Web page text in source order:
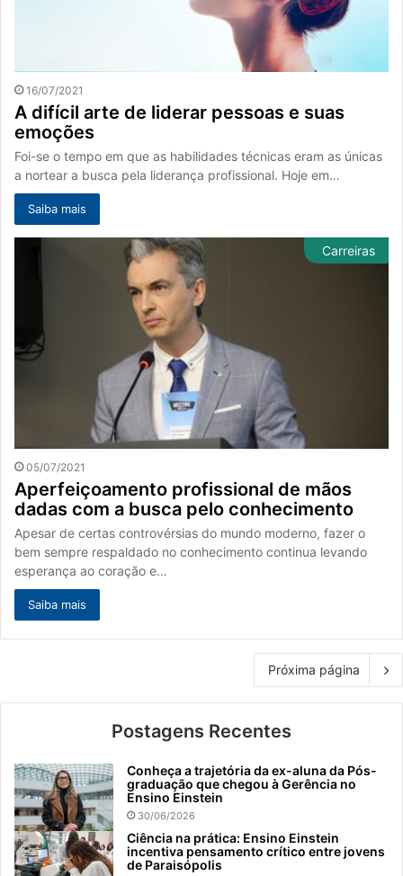
16/07/2021
A difícil arte de liderar pessoas e suas
emoções
Foi-se o tempo em que as habilidades técnicas eram as únicas
a nortear a busca pela liderança profissional. Hoje em…
Saiba mais
Carreiras
05/07/2021
Aperfeiçoamento profissional de mãos
dadas com a busca pelo conhecimento
Apesar de certas controvérsias do mundo moderno, fazer o
bem sempre respaldado no conhecimento continua levando
esperança ao coração e…
Saiba mais
Próxima página
Postagens Recentes
Conheça a trajetória da ex-aluna da Pós-
graduação que chegou à Gerência no
Ensino Einstein
30/06/2026
Ciência na prática: Ensino Einstein
incentiva pensamento crítico entre jovens
de Paraisópolis